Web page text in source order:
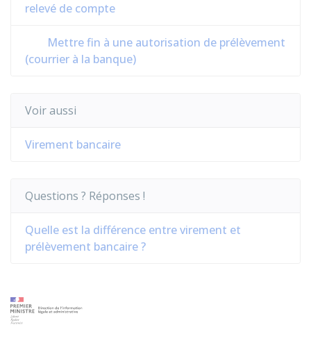
relevé de compte
Mettre fin à une autorisation de prélèvement
(courrier à la banque)
Voir aussi
Virement bancaire
Questions ? Réponses !
Quelle est la différence entre virement et
prélèvement bancaire ?